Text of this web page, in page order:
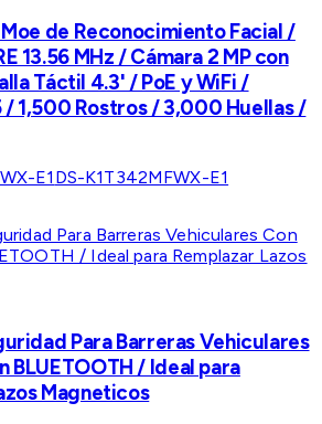
de Reconocimiento Facial /
13.56 MHz / Cámara 2 MP con
Táctil 4.3' / PoE y WiFi /
/ 1,500 Rostros / 3,000 Huellas /
E1 DS-K1T342MFWX-E1
Para Barreras Vehiculares
BLUETOOTH / Ideal para
Magneticos